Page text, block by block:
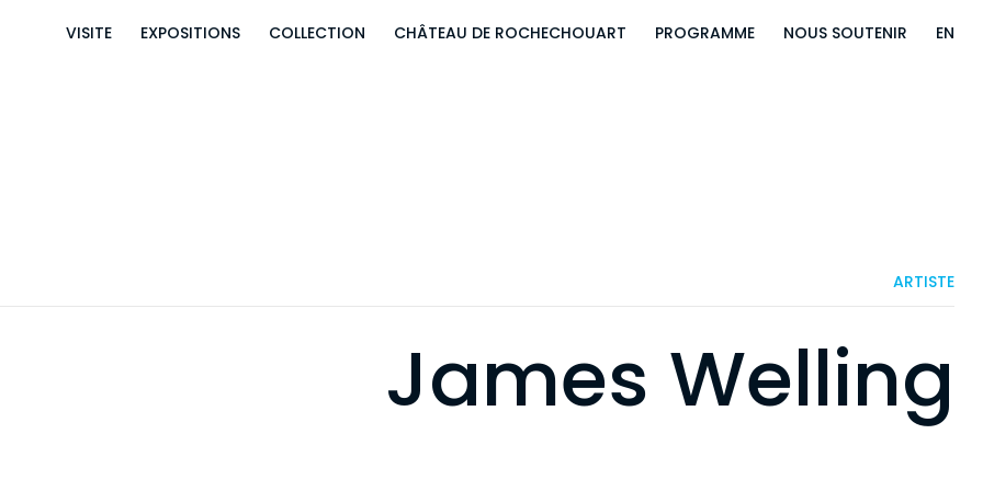
VISITE EXPOSITIONS COLLECTION CHÂTEAU DE ROCHECHOUART PROGRAMME NOUS SOUTENIR EN
ARTISTE
James Welling